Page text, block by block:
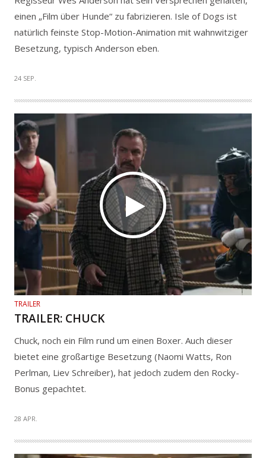
einen „Film über Hunde“ zu fabrizieren. Isle of Dogs ist
natürlich feinste Stop-Motion-Animation mit wahnwitziger
Besetzung, typisch Anderson eben.
24 SEP.
TRAILER
TRAILER: CHUCK
Chuck, noch ein Film rund um einen Boxer. Auch dieser
bietet eine großartige Besetzung (Naomi Watts, Ron
Perlman, Liev Schreiber), hat jedoch zudem den Rocky-
Bonus gepachtet.
28 APR.